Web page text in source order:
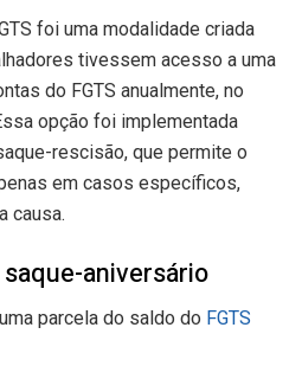
foi uma modalidade criada
tivessem acesso a uma
do FGTS anualmente, no
opção foi implementada
rescisão, que permite o
em casos específicos,
causa.
aniversário
parcela do saldo do FGTS